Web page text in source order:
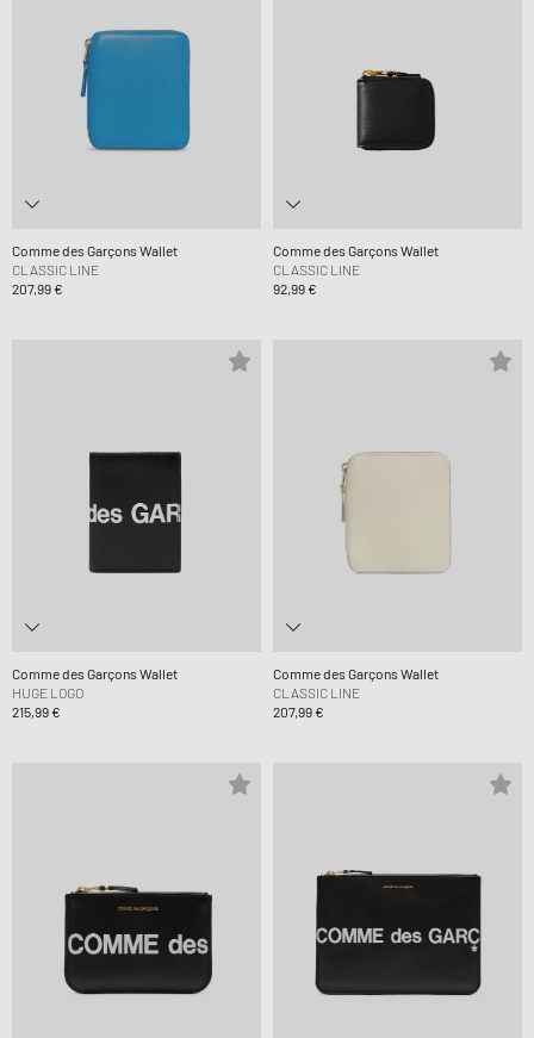
Comme des Garçons Wallet
CLASSIC LINE
207,99 €
Comme des Garçons Wallet
CLASSIC LINE
92,99 €
Comme des Garçons Wallet
HUGE LOGO
215,99 €
Comme des Garçons Wallet
CLASSIC LINE
207,99 €